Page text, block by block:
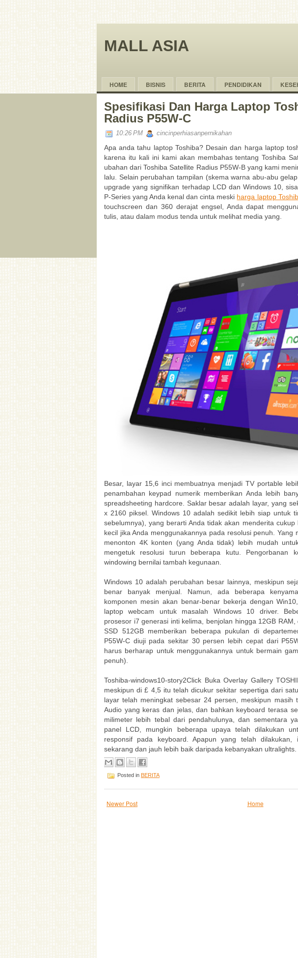
MALL ASIA
HOME BISNIS BERITA PENDIDIKAN
Spesifikasi Dan Harga Laptop
Radius P55W-C
10:26 PM cincinperhiasanpernikahan
Apa anda tahu laptop Toshiba? Desain dan harga laptop
karena itu kali ini kami akan membahas tentang Toshiba
ubahan dari Toshiba Satellite Radius P55W-B yang kami
lalu. Selain perubahan tampilan (skema warna abu-abu
upgrade yang signifikan terhadap LCD dan Windows 10,
P-Series yang Anda kenal dan cinta meski harga laptop
touchscreen dan 360 derajat engsel, Anda dapat
tulis, atau dalam modus tenda untuk melihat media yang.
Besar, layar 15,6 inci membuatnya menjadi TV portable
penambahan keypad numerik memberikan Anda lebih
spreadsheeting hardcore. Saklar besar adalah layar, yang
x 2160 piksel. Windows 10 adalah sedikit lebih siap untuk
sebelumnya), yang berarti Anda tidak akan menderita
kecil jika Anda menggunakannya pada resolusi penuh. Yang
menonton 4K konten (yang Anda tidak) lebih mudah
mengetuk resolusi turun beberapa kutu. Pengorbanan
windowing bernilai tambah kegunaan.
Windows 10 adalah perubahan besar lainnya, meskipun
benar banyak menjual. Namun, ada beberapa
komponen mesin akan benar-benar bekerja dengan
laptop webcam untuk masalah Windows 10 driver.
prosesor i7 generasi inti kelima, benjolan hingga 12GB
SSD 512GB memberikan beberapa pukulan di
P55W-C diuji pada sekitar 30 persen lebih cepat dari
harus berharap untuk menggunakannya untuk bermain
penuh).
Toshiba-windows10-story2Click Buka Overlay Gallery
meskipun di £ 4,5 itu telah dicukur sekitar sepertiga dari
layar telah meningkat sebesar 24 persen, meskipun masih
Audio yang keras dan jelas, dan bahkan keyboard terasa
milimeter lebih tebal dari pendahulunya, dan sementara
panel LCD, mungkin beberapa upaya telah dilakukan
responsif pada keyboard. Apapun yang telah
sekarang dan jauh lebih baik daripada kebanyakan ultralights.
Posted in BERITA
Newer Post Home